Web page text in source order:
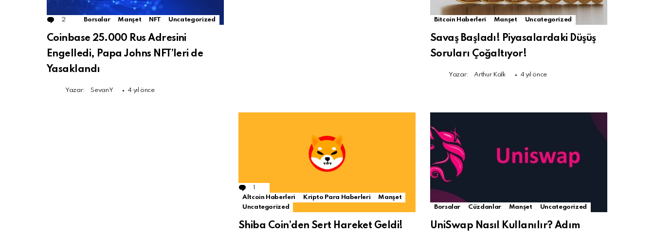
2 Comments
Borsalar Manşet NFT Uncategorized
Coinbase 25.000 Rus Adresini
Engelledi, Papa Johns NFT’leri de
Yasaklandı
Yazar: SevanY 4 yıl önce
Bitcoin Haberleri Manşet Uncategorized
Savaş Başladı! Piyasalardaki Düşüş
Soruları Çoğaltıyor!
Yazar: Arthur Kalk 4 yıl önce
Altcoin Haberleri
Kripto Para Haberleri
Manşet
Uncategorized
Shiba Coin’den Sert Hareket Geldi!
Borsalar Cüzdanlar Manşet Uncategorized
UniSwap Nasıl Kullanılır? Adım